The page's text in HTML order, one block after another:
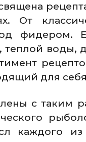
От
фидером.
теплой воды,
для
с таким
каждого из